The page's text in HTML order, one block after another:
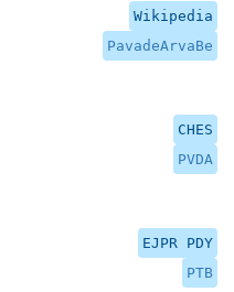
Wikipedia
PavadeArvaBe
CHES
PVDA
EJPR PDY
PTB